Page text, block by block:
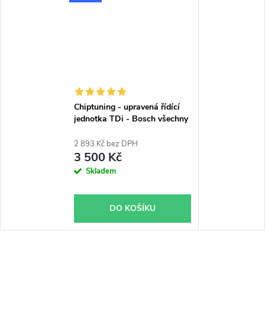
Chiptuning - upravená řídící
jednotka TDi - Bosch všechny
2 893 Kč bez DPH
3 500 Kč
Skladem
DO KOŠÍKU